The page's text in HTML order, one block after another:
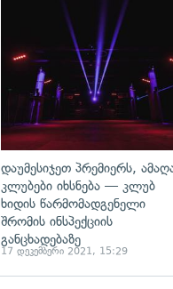
დაუმესიჯეთ პრემიერს,
კლუბები იხსნება — კლუბ
ხიდის წარმომადგენელი
შრომის ინსპექციის
განცხადებაზე
17 დეკემბერი 2021, 15:29